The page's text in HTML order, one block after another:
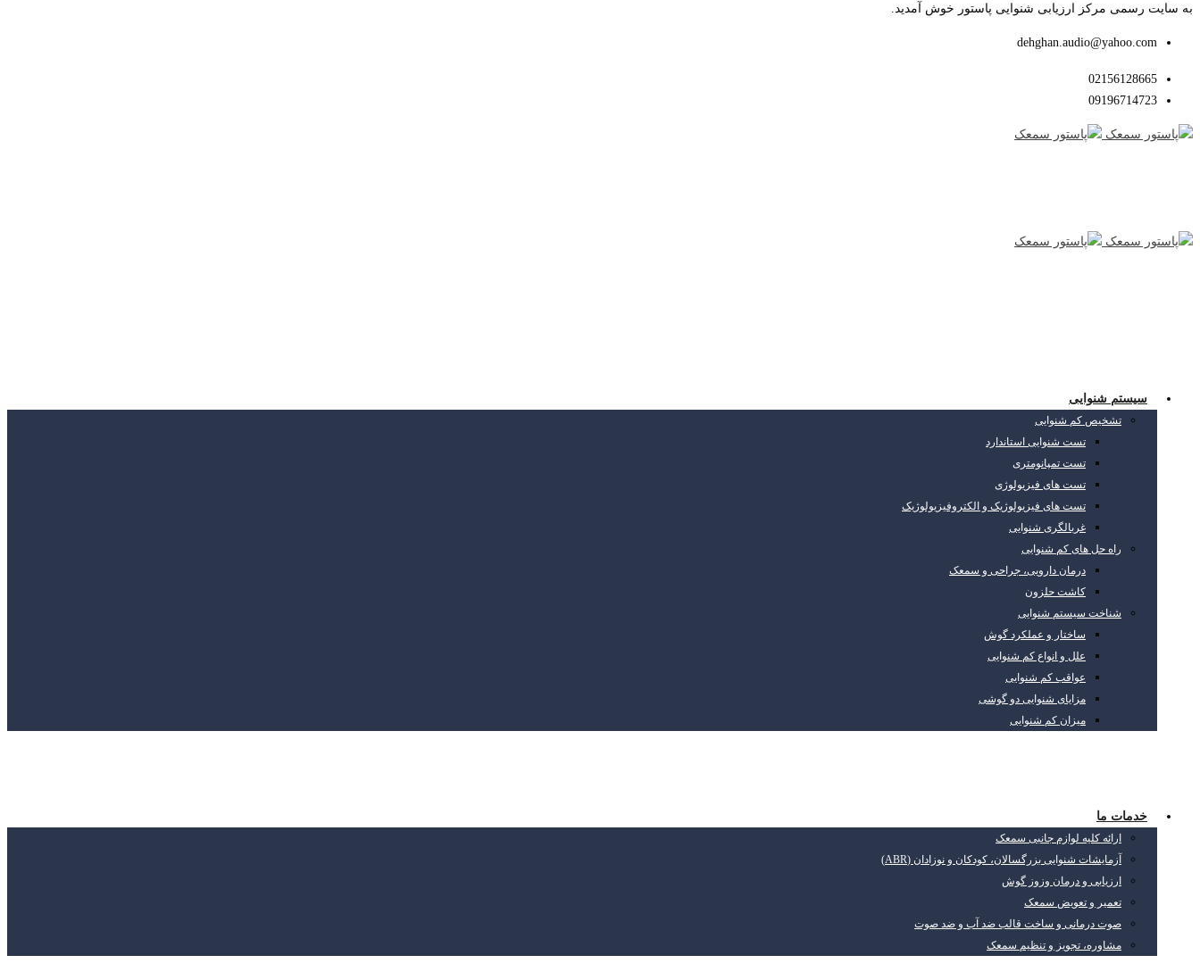
به سایت رسمی مرکز ارزیابی شنوایی پاستور خوش آمدید.
dehghan.audio@yahoo.com
02156128665
09196714723
سیستم شنوایی
تشخیص کم شنوایی
تست شنوایی استاندارد
تست تمپانومتری
تست های فیزیولوژی
تست های فیزیولوژیک و الکتروفیزیولوژیک
غربالگری شنوایی
راه حل های کم شنوایی
درمان دارویی، جراحی و سمعک
کاشت حلزون
شناخت سیستم شنوایی
ساختار و عملکرد گوش
علل و انواع کم شنوایی
عواقب کم شنوایی
مزایای شنوایی دو گوشی
میزان کم شنوایی
خدمات ما
ارائه کلیه لوازم جانبی سمعک
آزمایشات شنوایی بزرگسالان، کودکان و نوزادان (ABR)
ارزیابی و درمان وزوز گوش
تعمیر و تعویض سمعک
صوت درمانی و ساخت قالب ضد آب و ضد صوت
مشاوره، تجویز و تنظیم سمعک